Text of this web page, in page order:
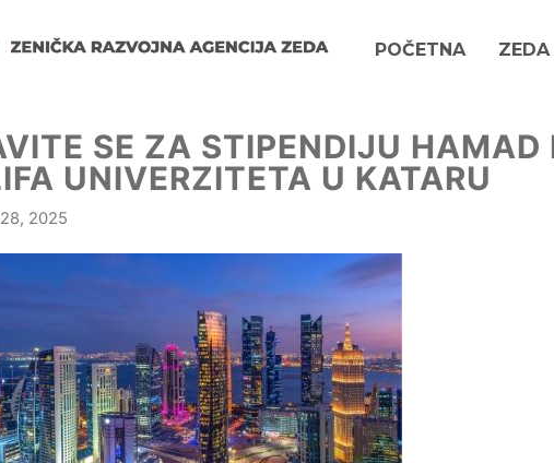
POČETNA ZEDA
SE ZA STIPENDIJU HAMAD
UNIVERZITETA U KATARU
2025